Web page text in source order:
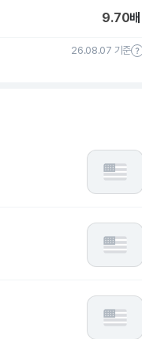
9.70배
26.08.07 기준